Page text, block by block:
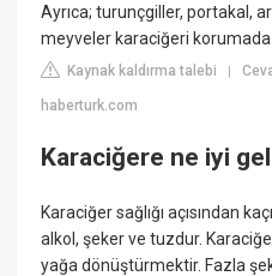
Ayrıca; turunçgiller, portakal,
meyveler karaciğeri korumada
Kaynak kaldırma talebi |
haberturk.com
Karaciğere ne iyi
Karaciğer sağlığı açısından
alkol, şeker ve tuzdur.
yağa dönüştürmektir. Fazla